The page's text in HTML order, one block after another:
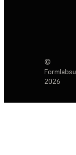
©
Formlabs
2026